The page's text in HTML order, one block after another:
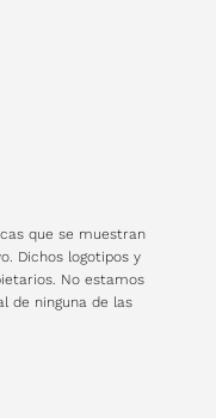
que se muestran
Dichos logotipos y
No estamos
de ninguna de las